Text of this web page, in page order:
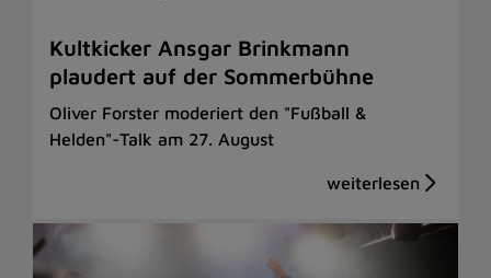
Kultkicker Ansgar Brinkmann
plaudert auf der Sommerbühne
Oliver Forster moderiert den "Fußball &
Helden"-Talk am 27. August